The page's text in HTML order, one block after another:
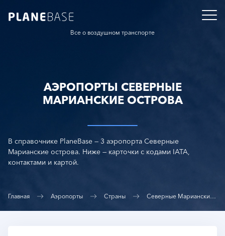
Все о воздушном транспорте
АЭРОПОРТЫ СЕВЕРНЫЕ
МАРИАНСКИЕ ОСТРОВА
В справочнике PlaneBase — 3 аэропорта Северные
Марианские острова. Ниже — карточки с кодами IATA,
контактами и картой.
Главная Аэропорты Страны Северные Марианские острова